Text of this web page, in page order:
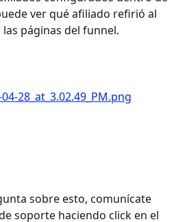
ver qué afiliado refirió al
páginas del funnel.
sobre esto, comunícate
soporte haciendo click en el